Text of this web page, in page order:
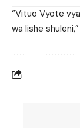
“Vituo Vyote
wa lishe